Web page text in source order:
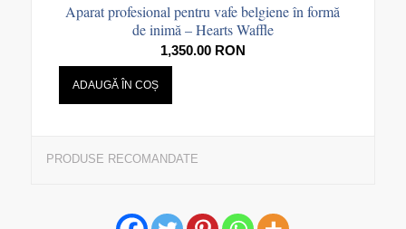
Aparat profesional pentru vafe belgiene în formă
de inimă – Hearts Waffle
1,350.00 RON
ADAUGĂ ÎN COȘ
PRODUSE RECOMANDATE